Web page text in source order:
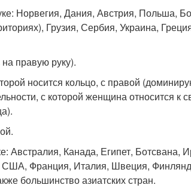
Норвегия, Дания, Австрия, Польша,
Грузия, Сербия, Украина,
правую руку).
носится кольцо, с правой
с которой женщина относится к
Австралия, Канада, Египет, Ботсвана,
Франция, Италия, Швеция,
большинство азиатских стран.